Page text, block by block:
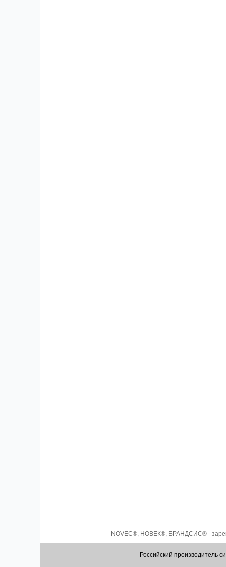
NOVEC®, НОВЕК®, БРАНДСИС® -
Российский производитель